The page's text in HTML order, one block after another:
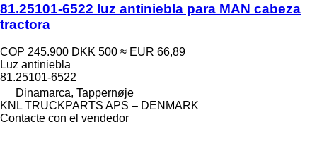
81.25101-6522 luz antiniebla para MAN cabeza
tractora
COP 245.900 DKK 500 ≈ EUR 66,89
Luz antiniebla
81.25101-6522
Dinamarca, Tappernøje
KNL TRUCKPARTS APS – DENMARK
Contacte con el vendedor